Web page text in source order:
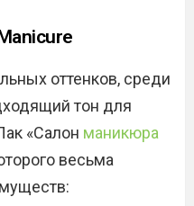
оттенков, среди
тон для
«Салон маникюра
весьма